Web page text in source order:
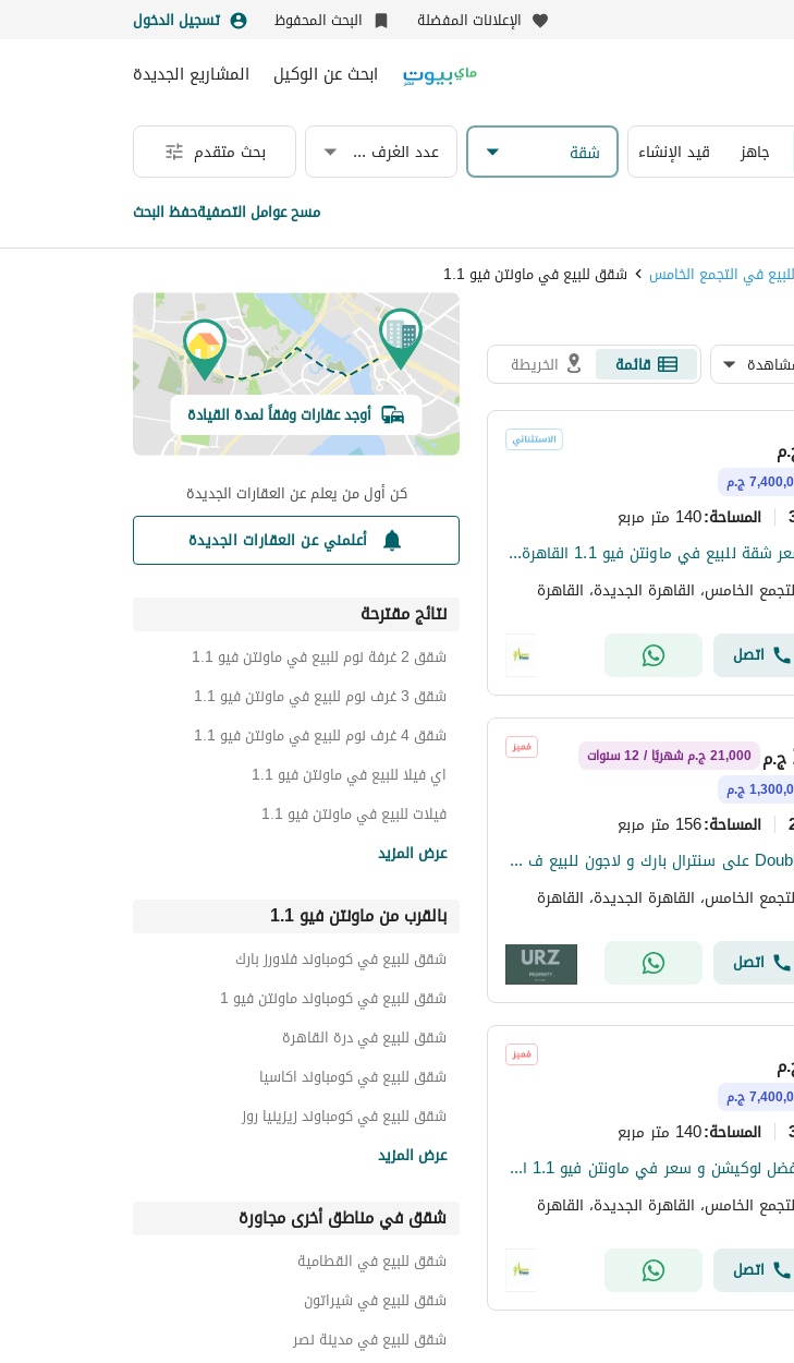
الإعلانات المفضلة البحث المحفوظ تسجيل الدخول
ابحث عن الوكيل المشاريع الجديدة
جاهز قيد الإنشاء شقة عدد الغرف & الحمامات بحث متقدم
مسح عوامل التصفيةحفظ البحث
في التجمع الخامس شقق للبيع في ماونتن فيو 1.1
قائمة الخريطة
ج.م
المساحة:140 متر مربع
بافضل لوكيشن و سعر شقة للبيع في ماونتن فيو 1.1 القاهرة الجديدة Mountain View 1.1 New Cairo
اتصل
ج.م 21,000 ج.م شهريًا / 12 سنوات
ج.م
المساحة:156 متر مربع
شقه لقطه Double view على سنترال بارك و لاجون للبيع ف موقع حيوى و مطلوب بالقرب من الرحاب و ماونتن فيو هايد بارك امام مدينتى سراى
اتصل
ج.م
المساحة:140 متر مربع
140م شقة للبيع بافضل لوكيشن و سعر في ماونتن فيو 1.1 القاهرة الجديدة Mountain View 1.1 New Cairo
اتصل
أوجد عقارات وفقاً لمدة القيادة
كن أول من يعلم عن العقارات الجديدة
أعلمني عن العقارات الجديدة
نتائج مقترحة
شقق 2 غرفة نوم للبيع في ماونتن فيو 1.1
شقق 3 غرف نوم للبيع في ماونتن فيو 1.1
شقق 4 غرف نوم للبيع في ماونتن فيو 1.1
اي فيلا للبيع في ماونتن فيو 1.1
فيلات للبيع في ماونتن فيو 1.1
بنتهاوس للبيع في ماونتن فيو 1.1
توين هاوس للبيع في ماونتن فيو 1.1
عقارات للبيع في ماونتن فيو 1.1
عرض المزيد
بالقرب من ماونتن فيو 1.1
شقق للبيع في كومباوند فلاورز بارك
شقق للبيع في كومباوند ماونتن فيو 1
شقق للبيع في درة القاهرة
شقق للبيع في كومباوند اكاسيا
شقق للبيع في كومباوند زيزينيا روز
شقق للبيع في كومباوند سيرينا هايتس
شقق للبيع في القرنفل
شقق للبيع في سنترال بارك
عرض المزيد
شقق في مناطق أخرى مجاورة
شقق للبيع في القطامية
شقق للبيع في شيراتون
شقق للبيع في مدينة نصر